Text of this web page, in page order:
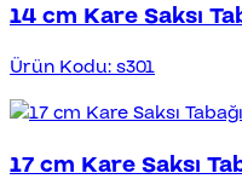
14 cm Kare Saksı
Ürün Kodu: s301
17 cm Kare Saksı